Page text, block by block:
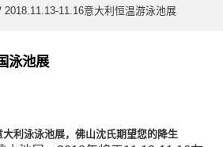
2018.11.13-11.16意大利恒温游泳池展
泳池展
大利泳泳池展，佛山沈氏期望您的降生